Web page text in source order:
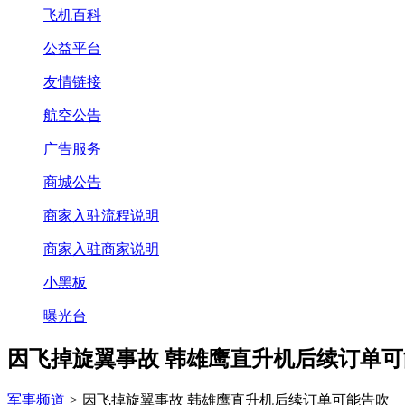
飞机百科
公益平台
友情链接
航空公告
广告服务
商城公告
商家入驻流程说明
商家入驻商家说明
小黑板
曝光台
因飞掉旋翼事故 韩雄鹰直升机后续订单
军事频道 > 因飞掉旋翼事故 韩雄鹰直升机后续订单可能告吹